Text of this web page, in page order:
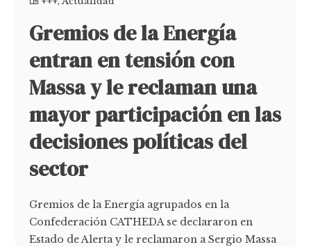
Gremios de la Energía
entran en tensión con
Massa y le reclaman una
mayor participación en las
decisiones políticas del
sector
Gremios de la Energía agrupados en la
Confederación CATHEDA se declararon en
Estado de Alerta y le reclamaron a Sergio Massa